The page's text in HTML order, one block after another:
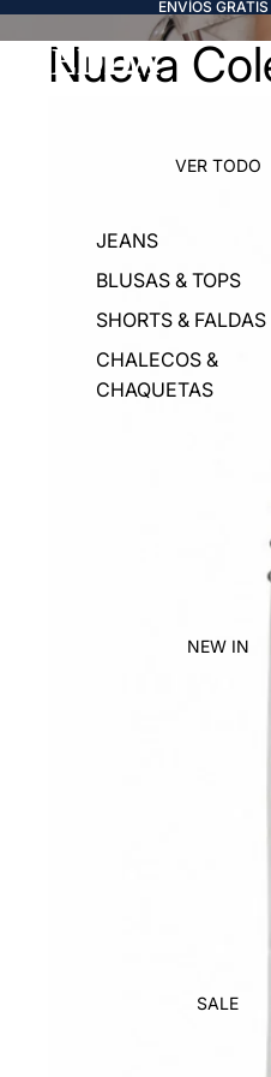
ENVÍOS
FREDDA
VER TODO
JEANS
BLUSAS & TOPS
SHORTS & FALDAS
CHALECOS &
CHAQUETAS
NEW IN
SALE
Nueva